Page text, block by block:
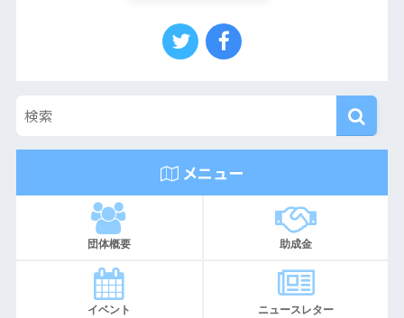
メニュー
団体概要 助成金
イベント ニュースレター